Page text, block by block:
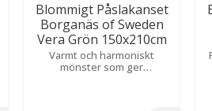
Blommigt Påslakanset
Borganäs of Sweden
Vera Grön 150x210cm
Varmt och harmoniskt
mönster som ger